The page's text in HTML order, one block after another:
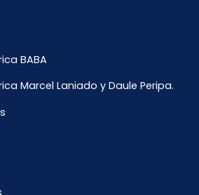
BABA
Marcel Laniado y Daule Peripa.